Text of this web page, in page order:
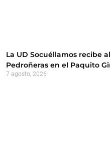
La UD Socuéllamos recibe al
Pedroñeras en el Paquito
7 agosto, 2026